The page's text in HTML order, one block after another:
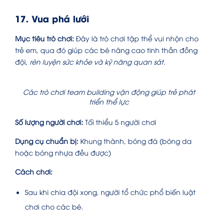
17. Vua phá lưới
Mục tiêu trò chơi: Đây là trò chơi tập thể vui nhộn cho
trẻ em, qua đó giúp các bé nâng cao tinh thần đồng
đội, rèn luyện sức khỏe và kỹ năng quan sát.
Các trò chơi team building vận động giúp trẻ phát
triển thể lực
Số lượng người chơi: Tối thiểu 5 người chơi
Dụng cụ chuẩn bị: Khung thành, bóng đá (bóng da
hoặc bóng nhựa đều được)
Cách chơi:
Sau khi chia đội xong, người tổ chức phổ biến luật
chơi cho các bé.